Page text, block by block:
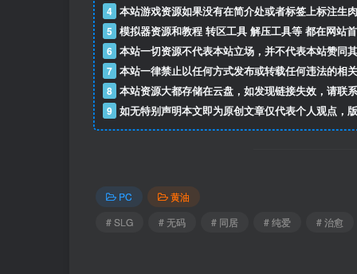
4 本站游戏资源如果没有在简介处或者标签上标注生
5 模拟器资源和教程 转区工具 解压工具等 都在网站
6 本站一切资源不代表本站立场，并不代表本站赞同
7 本站一律禁止以任何方式发布或转载任何违法的相
8 本站资源大都存储在云盘，如发现链接失效，请联
9 如无特别声明本文即为原创文章仅代表个人观点，
PC
黄油
# SLG
# 无码 # 同居 # 纯爱 # 治愈